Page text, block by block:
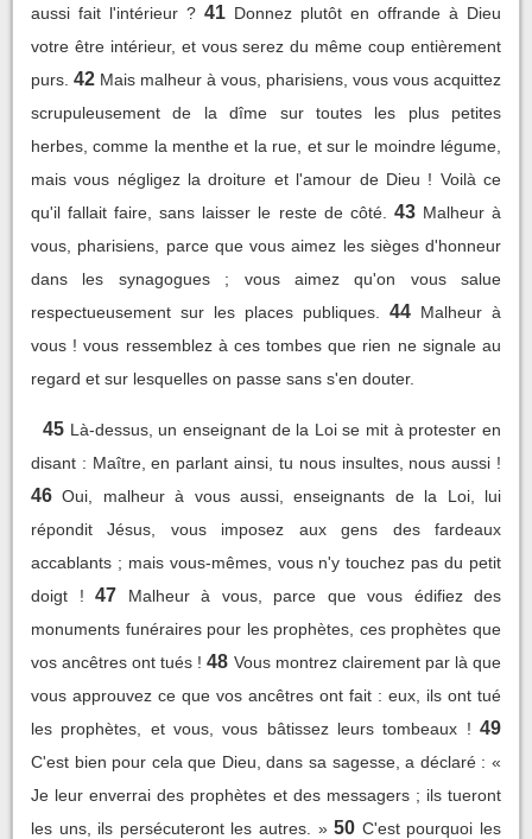
aussi fait l'intérieur ? 41 Donnez plutôt en offrande à Dieu
votre être intérieur, et vous serez du même coup entièrement
purs. 42 Mais malheur à vous, pharisiens, vous vous acquittez
scrupuleusement de la dîme sur toutes les plus petites
herbes, comme la menthe et la rue, et sur le moindre légume,
mais vous négligez la droiture et l'amour de Dieu ! Voilà ce
qu'il fallait faire, sans laisser le reste de côté.
43 Malheur à
vous, pharisiens, parce que vous aimez les sièges d'honneur
dans les synagogues ; vous aimez qu'on vous salue
respectueusement sur les places publiques.
44 Malheur à
vous ! vous ressemblez à ces tombes que rien ne signale au
regard et sur lesquelles on passe sans s'en douter.
45 Là-dessus, un enseignant de la Loi se mit à protester en
disant : Maître, en parlant ainsi, tu nous insultes, nous aussi !
46 Oui, malheur à vous aussi, enseignants de la Loi, lui
répondit Jésus, vous imposez aux gens des fardeaux
accablants ; mais vous-mêmes, vous n'y touchez pas du petit
doigt !
47
Malheur à vous, parce que vous édifiez des
monuments funéraires pour les prophètes, ces prophètes que
vos ancêtres ont tués ! 48 Vous montrez clairement par là que
vous approuvez ce que vos ancêtres ont fait : eux, ils ont tué
les prophètes, et vous, vous bâtissez leurs tombeaux ! 49
C'est bien pour cela que Dieu, dans sa sagesse, a déclaré : «
Je leur enverrai des prophètes et des messagers ; ils tueront
les uns, ils persécuteront les autres. » 50 C'est pourquoi les